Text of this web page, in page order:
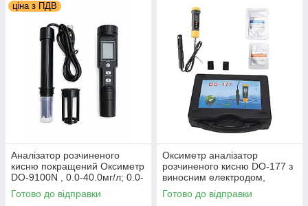
ціна з ПДВ
Аналізатор розчиненого
кисню покращений Оксиметр
DO-9100N , 0.0-40.0мг/л; 0.0-
300.0%; ±1.5%. АТС. Eavan
Готово до відправки
Оксиметр аналізатор
розчиненого кисню DO-177 з
виносним електродом,
діапазон DO: 0~199.9% /
0~20мг/л; Temp: 0°C~50°C.
Готово до відправки